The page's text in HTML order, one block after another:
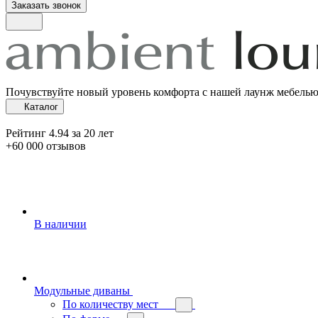
Заказать звонок
Почувствуйте новый уровень комфорта с нашей лаунж мебелью
Каталог
Рейтинг 4.94 за 20 лет
+60 000 отзывов
В наличии
Модульные диваны
По количеству мест